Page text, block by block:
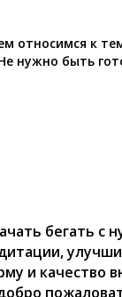
относимся к
нужно быть
бегать с
и качество